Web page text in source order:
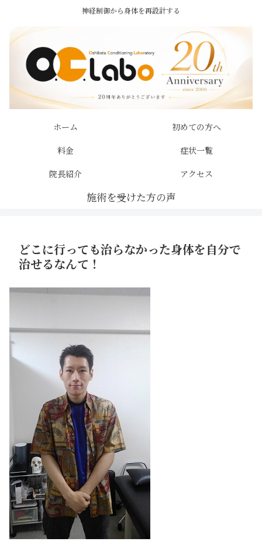
神経制御から身体を再設計する
ホーム
初めての方へ
料金
症状一覧
院長紹介
アクセス
どこに行っても治らなかった身体を自分で
治せるなんて！